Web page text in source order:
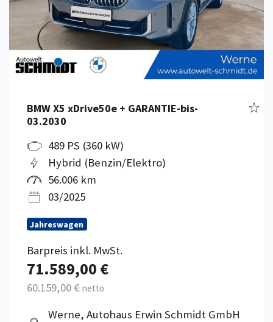
BMW X5 xDrive50e + GARANTIE-bis-
03.2030
489 PS (360 kW)
Hybrid (Benzin/Elektro)
56.006 km
03/2025
Jahreswagen
Barpreis inkl. MwSt.
71.589,00 €
60.159,00 € netto
Werne, Autohaus Erwin Schmidt GmbH